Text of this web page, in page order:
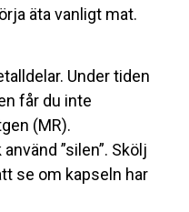
äta vanligt mat.
Under tiden
får du inte
(MR).
”silen”. Skölj
se om kapseln har